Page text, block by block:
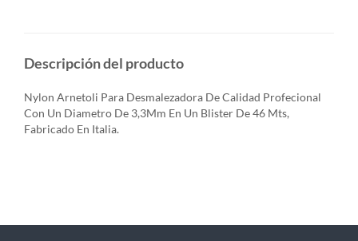
Descripción del producto
Nylon Arnetoli Para Desmalezadora De Calidad Profecional
Con Un Diametro De 3,3Mm En Un Blister De 46 Mts,
Fabricado En Italia.